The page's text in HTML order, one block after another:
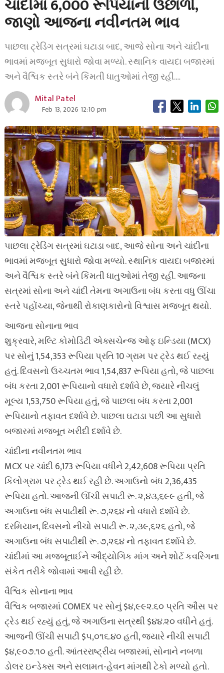
ચાંદીમાં 6,000 રૂપિયાનો ઉછાળો,
જાણો આજના નવીનતમ ભાવ
પાછલા ટ્રેડિંગ સત્રમાં ઘટાડા બાદ, આજે સોના અને ચાંદીના
ભાવમાં મજબૂત સુધારો જોવા મળ્યો. સ્થાનિક વાયદા બજારમાં
અને વૈશ્વિક સ્તરે બંને કિંમતી ધાતુઓમાં તેજી રહી.…
Mital Patel
Feb 13, 2026 12:10 pm
પાછલા ટ્રેડિંગ સત્રમાં ઘટાડા બાદ, આજે સોના અને ચાંદીના
ભાવમાં મજબૂત સુધારો જોવા મળ્યો. સ્થાનિક વાયદા બજારમાં
અને વૈશ્વિક સ્તરે બંને કિંમતી ધાતુઓમાં તેજી રહી. આજના
સત્રમાં સોના અને ચાંદી તેમના અગાઉના બંધ કરતા વધુ ઊંચા
સ્તરે પહોંચ્યા, જેનાથી રોકાણકારોનો વિશ્વાસ મજબૂત થયો.
આજના સોનાના ભાવ
શુક્રવારે, મલ્ટિ કોમોડિટી એક્સચેન્જ ઓફ ઇન્ડિયા (MCX)
પર સોનું 1,54,353 રૂપિયા પ્રતિ 10 ગ્રામ પર ટ્રેડ થઈ રહ્યું
હતું. દિવસનો ઉચ્ચતમ ભાવ 1,54,837 રૂપિયા હતો, જે પાછલા
બંધ કરતા 2,001 રૂપિયાનો વધારો દર્શાવે છે, જ્યારે નીચલું
મૂલ્ય 1,53,750 રૂપિયા હતું, જે પાછલા બંધ કરતા 2,001
રૂપિયાનો તફાવત દર્શાવે છે. પાછલા ઘટાડા પછી આ સુધારો
બજારમાં મજબૂત ખરીદી દર્શાવે છે.
ચાંદીના નવીનતમ ભાવ
MCX પર ચાંદી 6,173 રૂપિયા વધીને 2,42,608 રૂપિયા પ્રતિ
કિલોગ્રામ પર ટ્રેડ થઈ રહી છે. અગાઉનો બંધ 2,36,435
રૂપિયા હતો. આજની ઊંચી સપાટી રૂ. ૨,૪૩,૬૯૯ હતી, જે
અગાઉના બંધ સપાટીથી રૂ. ૭,૨૬૪ નો વધારો દર્શાવે છે.
દરમિયાન, દિવસનો નીચો સપાટી રૂ. ૨,૩૯,૬૨૬ હતો, જે
અગાઉના બંધ સપાટીથી રૂ. ૭,૨૬૪ નો તફાવત દર્શાવે છે.
ચાંદીમાં આ મજબૂતાઈને ઔદ્યોગિક માંગ અને શોર્ટ કવરિંગના
સંકેત તરીકે જોવામાં આવી રહી છે.
વૈશ્વિક સોનાના ભાવ
વૈશ્વિક બજારમાં COMEX પર સોનું $૪,૯૯૨.૬૦ પ્રતિ ઔંસ પર
ટ્રેડ થઈ રહ્યું હતું, જે અગાઉના સત્રથી $૪૪.૨૦ વધીને હતું.
આજની ઊંચી સપાટી $૫,૦૧૬.૪૦ હતી, જ્યારે નીચી સપાટી
$૪,૯૦૭.૧૦ હતી. આંતરરાષ્ટ્રીય બજારમાં, સોનાને નબળા
ડોલર ઇન્ડેક્સ અને સલામત-હેવન માંગથી ટેકો મળ્યો હતો.